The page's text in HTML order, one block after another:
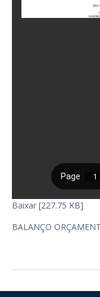
Baixar [227.75 KB]
BALANÇO